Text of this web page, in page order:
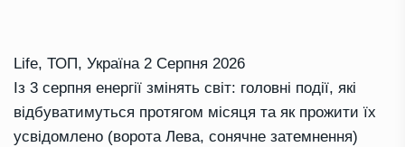
Life, ТОП, Україна 2 Серпня 2026
Із 3 серпня енергії змінять світ: головні події, які
відбуватимуться протягом місяця та як прожити їх
усвідомлено (ворота Лева, сонячне затемнення)